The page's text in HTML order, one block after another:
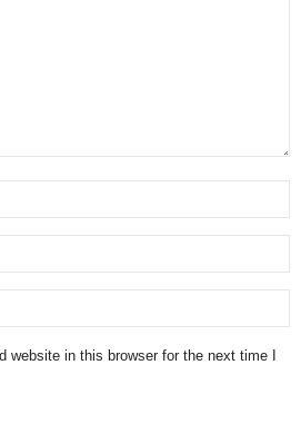
website in this browser for the next time I